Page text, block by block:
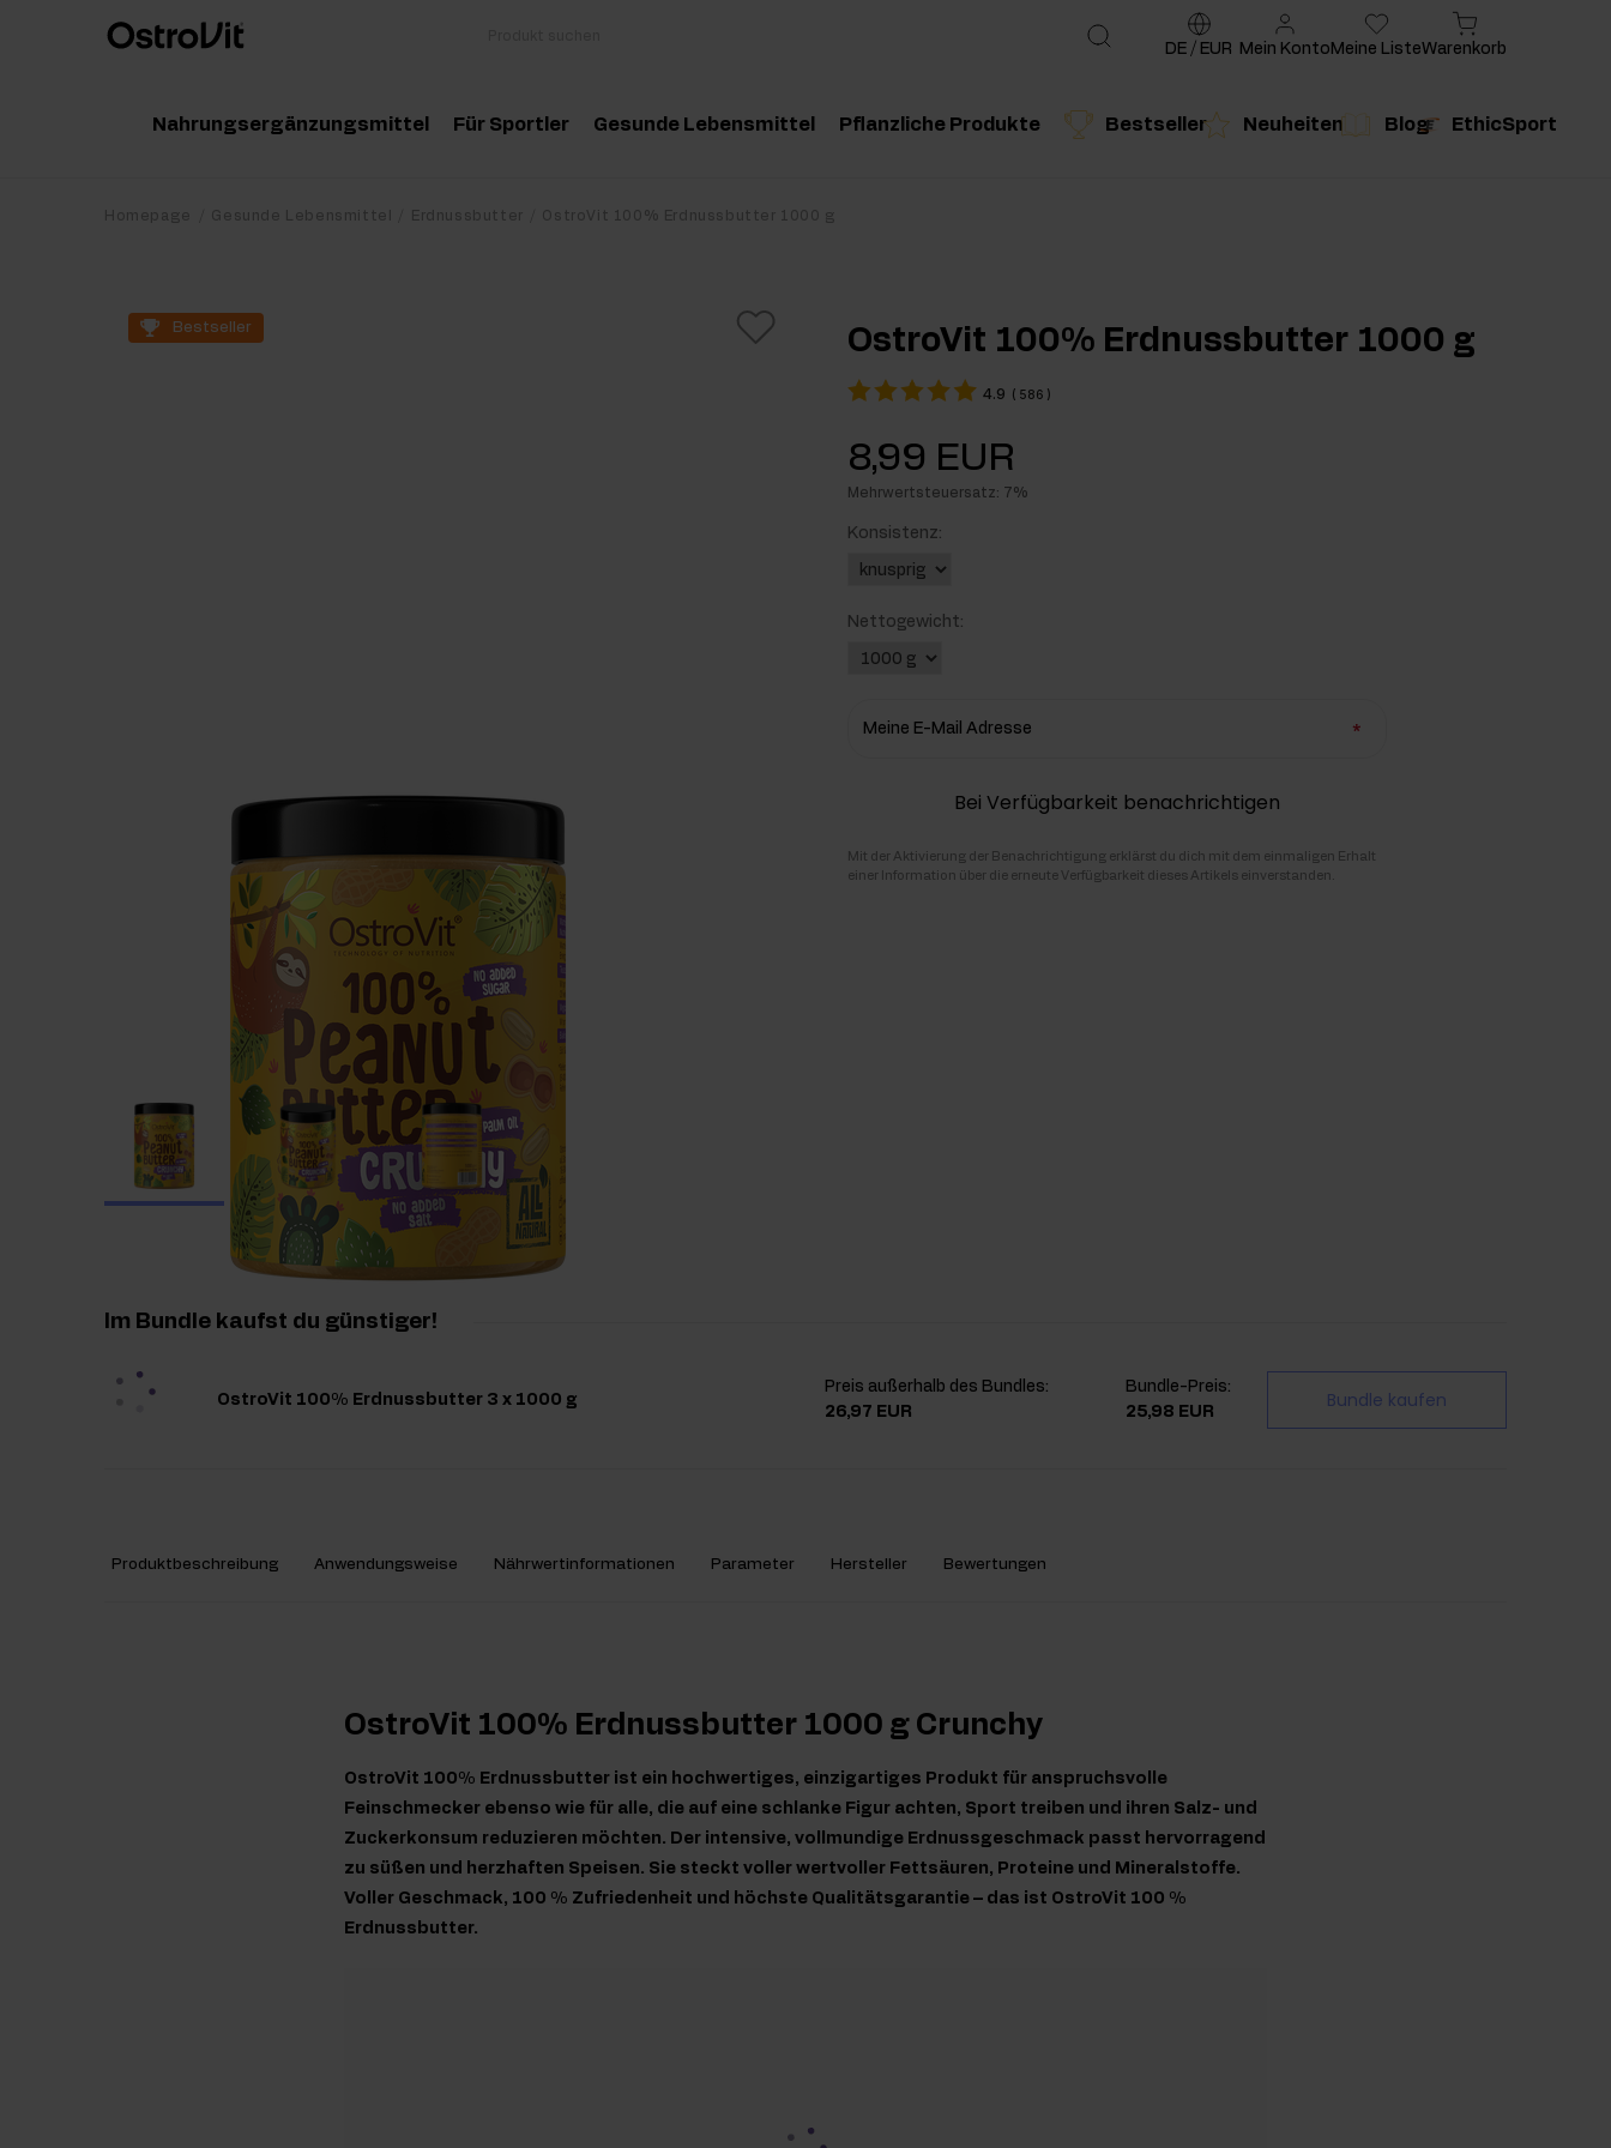
Nahrungsergänzungsmittel
Produktempfehlung
Für Sportler Gesunde Lebensmittel
Erdnussbutter
Pflanzliche Produkte Bestseller Neuheiten Blog EthicSport
DE / EUR Mein Konto Meine ListeWarenkorb
Homepage Gesunde Lebensmittel Erdnussbutter OstroVit 100% Erdnussbutter 1000 g
Bestseller OstroVit 100% Erdnussbutter 1000 g
4.9 ( 586 )
8,99 EUR
Mehrwertsteuersatz: 7%
Konsistenz:
Nettogewicht:
Meine E-Mail Adresse
Bei Verfügbarkeit benachrichtigen
Mit der Aktivierung der Benachrichtigung erklärst du dich mit dem einmaligen Erhalt
einer Information über die erneute Verfügbarkeit dieses Artikels einverstanden.
Im Bundle kaufst du günstiger
OstroVit 100% Erdnussbutter 3 x 1000 g
Preis außerhalb des Bundles:
26,97 EUR
Bundle-Preis:
25,98 EUR
Bundle kaufen
Produktbeschreibung Anwendungsweise Nährwertinformationen Parameter Hersteller Bewertungen
OstroVit 100% Erdnussbutter 1000 g Crunchy
OstroVit 100% Erdnussbutter ist ein hochwertiges, einzigartiges Produkt für anspruchsvolle
Feinschmecker ebenso wie für alle, die auf eine schlanke Figur achten, Sport treiben und ihren Salz- und
Zuckerkonsum reduzieren möchten. Der intensive, vollmundige Erdnussgeschmack passt hervorragend
zu süßen und herzhaften Speisen. Sie steckt voller wertvoller Fettsäuren, Proteine und Mineralstoffe.
Voller Geschmack, 100 % Zufriedenheit und höchste Qualitätsgarantie – das ist OstroVit 100 %
Erdnussbutter.